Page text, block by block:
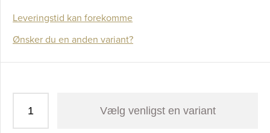
Leveringstid kan forekomme
Ønsker du en anden variant?
Vælg venligst en variant